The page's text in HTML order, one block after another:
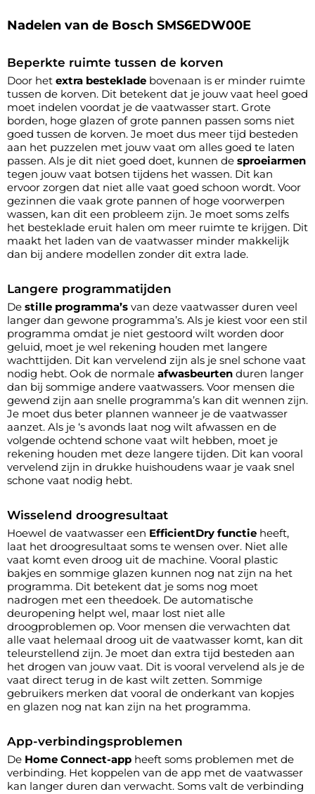
Nadelen van de Bosch SMS6EDW00E
Beperkte ruimte tussen de korven
Door het extra besteklade bovenaan is er minder ruimte
tussen de korven. Dit betekent dat je jouw vaat heel goed
moet indelen voordat je de vaatwasser start. Grote
borden, hoge glazen of grote pannen passen soms niet
goed tussen de korven. Je moet dus meer tijd besteden
aan het puzzelen met jouw vaat om alles goed te laten
passen. Als je dit niet goed doet, kunnen de sproeiarmen
tegen jouw vaat botsen tijdens het wassen. Dit kan
ervoor zorgen dat niet alle vaat goed schoon wordt. Voor
gezinnen die vaak grote pannen of hoge voorwerpen
wassen, kan dit een probleem zijn. Je moet soms zelfs
het besteklade eruit halen om meer ruimte te krijgen. Dit
maakt het laden van de vaatwasser minder makkelijk
dan bij andere modellen zonder dit extra lade.
Langere programmatijden
De stille programma’s van deze vaatwasser duren veel
langer dan gewone programma’s. Als je kiest voor een stil
programma omdat je niet gestoord wilt worden door
geluid, moet je wel rekening houden met langere
wachttijden. Dit kan vervelend zijn als je snel schone vaat
nodig hebt. Ook de normale afwasbeurten duren langer
dan bij sommige andere vaatwassers. Voor mensen die
gewend zijn aan snelle programma’s kan dit wennen zijn.
Je moet dus beter plannen wanneer je de vaatwasser
aanzet. Als je ‘s avonds laat nog wilt afwassen en de
volgende ochtend schone vaat wilt hebben, moet je
rekening houden met deze langere tijden. Dit kan vooral
vervelend zijn in drukke huishoudens waar je vaak snel
schone vaat nodig hebt.
Wisselend droogresultaat
Hoewel de vaatwasser een EfficientDry functie heeft,
laat het droogresultaat soms te wensen over. Niet alle
vaat komt even droog uit de machine. Vooral plastic
bakjes en sommige glazen kunnen nog nat zijn na het
programma. Dit betekent dat je soms nog moet
nadrogen met een theedoek. De automatische
deuropening helpt wel, maar lost niet alle
droogproblemen op. Voor mensen die verwachten dat
alle vaat helemaal droog uit de vaatwasser komt, kan dit
teleurstellend zijn. Je moet dan extra tijd besteden aan
het drogen van jouw vaat. Dit is vooral vervelend als je de
vaat direct terug in de kast wilt zetten. Sommige
gebruikers merken dat vooral de onderkant van kopjes
en glazen nog nat kan zijn na het programma.
App-verbindingsproblemen
De Home Connect-app heeft soms problemen met de
verbinding. Het koppelen van de app met de vaatwasser
kan langer duren dan verwacht. Soms valt de verbinding